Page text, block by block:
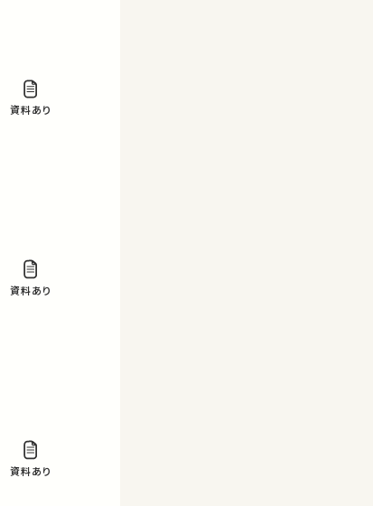
資料あり
資料あり
資料あり